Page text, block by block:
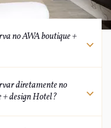
no AWA boutique +
diretamente no
+ design Hotel?